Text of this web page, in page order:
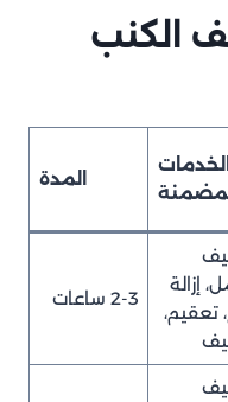
الكنب
الخدمات
المدة
إزالة
تعقيم،
2-3 ساعات